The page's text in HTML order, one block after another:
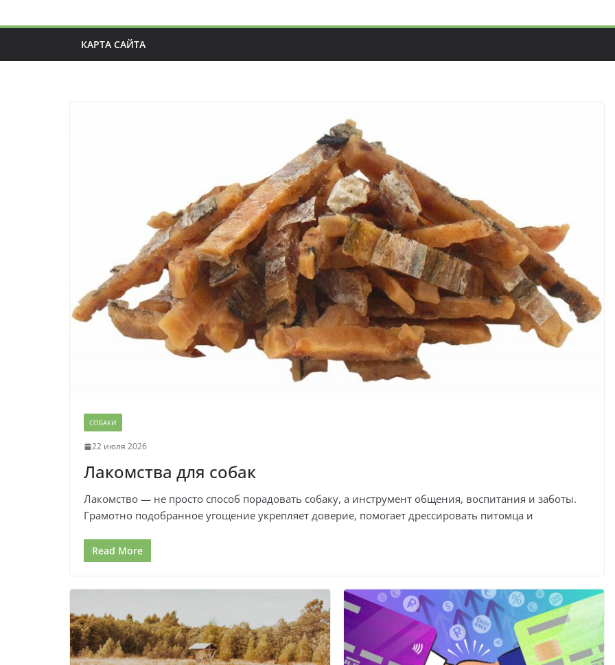
КАРТА САЙТА
СОБАКИ
22 июля 2026
Лакомства для собак
Лакомство — не просто способ порадовать собаку, а инструмент общения, воспитания и заботы.
Грамотно подобранное угощение укрепляет доверие, помогает дрессировать питомца и
Read More